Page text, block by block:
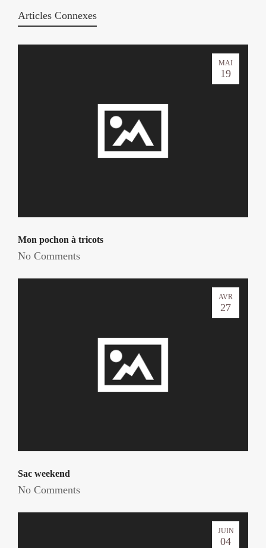
Articles Connexes
MAI
19
Mon pochon à tricots
No Comments
AVR
27
Sac weekend
No Comments
JUIN
04